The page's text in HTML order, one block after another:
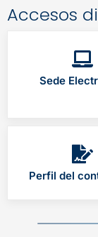
Accesos
Sede
Perfil del